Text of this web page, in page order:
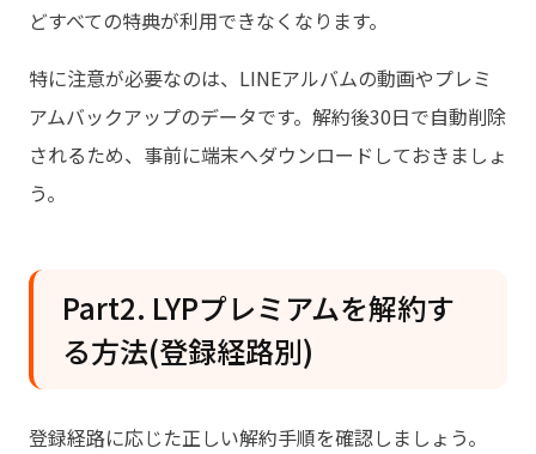
どすべての特典が利用できなくなります。
特に注意が必要なのは、LINEアルバムの動画やプレミ
アムバックアップのデータです。解約後30日で自動削除
されるため、事前に端末へダウンロードしておきましょ
う。
Part2. LYPプレミアムを解約す
る方法(登録経路別)
登録経路に応じた正しい解約手順を確認しましょう。